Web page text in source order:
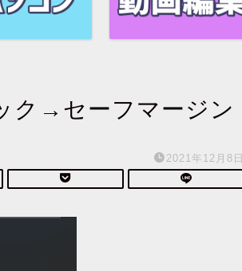
ク→セーフマージン
2021年12月8日